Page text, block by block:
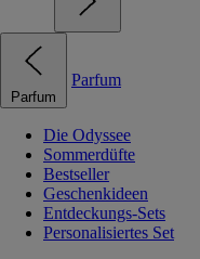
Parfum
Parfum
Die Odyssee
Sommerdüfte
Bestseller
Geschenkideen
Entdeckungs-Sets
Personalisiertes Set